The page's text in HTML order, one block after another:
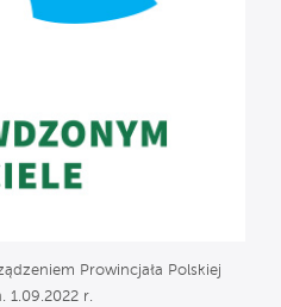
Prowincjała Polskiej
1.09.2022 r.